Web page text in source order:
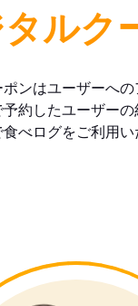
ルク
ンはユーザーへの
約したユーザー
べログをご利用い